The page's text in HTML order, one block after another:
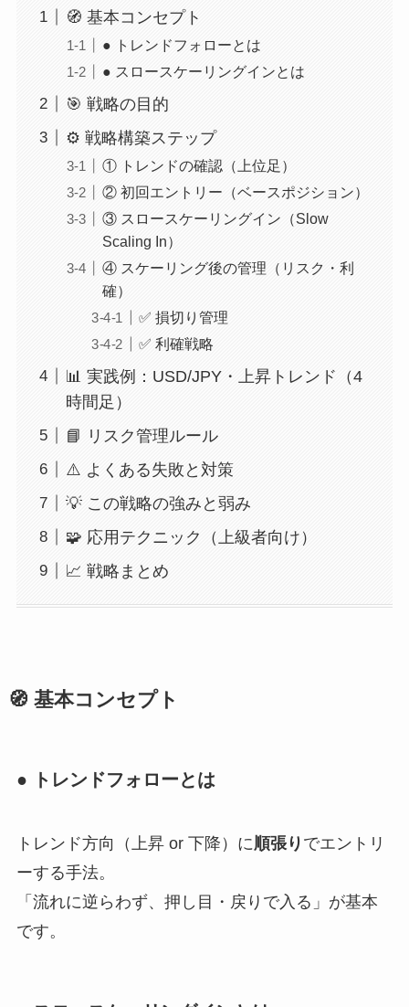
🧭 基本コンセプト
● トレンドフォローとは
● スロースケーリングインとは
🎯 戦略の目的
⚙️ 戦略構築ステップ
① トレンドの確認（上位足）
② 初回エントリー（ベースポジション）
③ スロースケーリングイン（Slow
Scaling In）
④ スケーリング後の管理（リスク・利
確）
✅ 損切り管理
✅ 利確戦略
📊 実践例：USD/JPY・上昇トレンド（4
時間足）
📘 リスク管理ルール
⚠️ よくある失敗と対策
💡 この戦略の強みと弱み
🧩 応用テクニック（上級者向け）
📈 戦略まとめ
🧭 基本コンセプト
● トレンドフォローとは
トレンド方向（上昇 or 下降）に順張り でエントリ
ーする手法。
「流れに逆らわず、押し目・戻りで入る」が基本
です。